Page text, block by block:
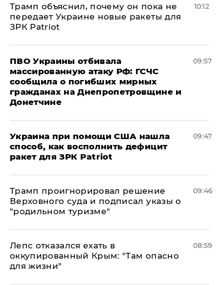
Трамп объяснил, почему он пока не
передает Украине новые ракеты для
ЗРК Patriot
10:12
ПВО Украины отбивала
массированную атаку РФ: ГСЧС
сообщила о погибших мирных
гражданах на Днепропетровщине и
Донетчине
09:57
Украина при помощи США нашла
способ, как восполнить дефицит
ракет для ЗРК Patriot
09:47
Трамп проигнорировал решение
Верховного суда и подписал указы о
"родильном туризме"
09:46
Лепс отказался ехать в
оккупированный Крым: "Там опасно
для жизни"
08:59